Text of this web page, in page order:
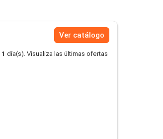
Ver catálogo
1 día(s). Visualiza las últimas ofertas